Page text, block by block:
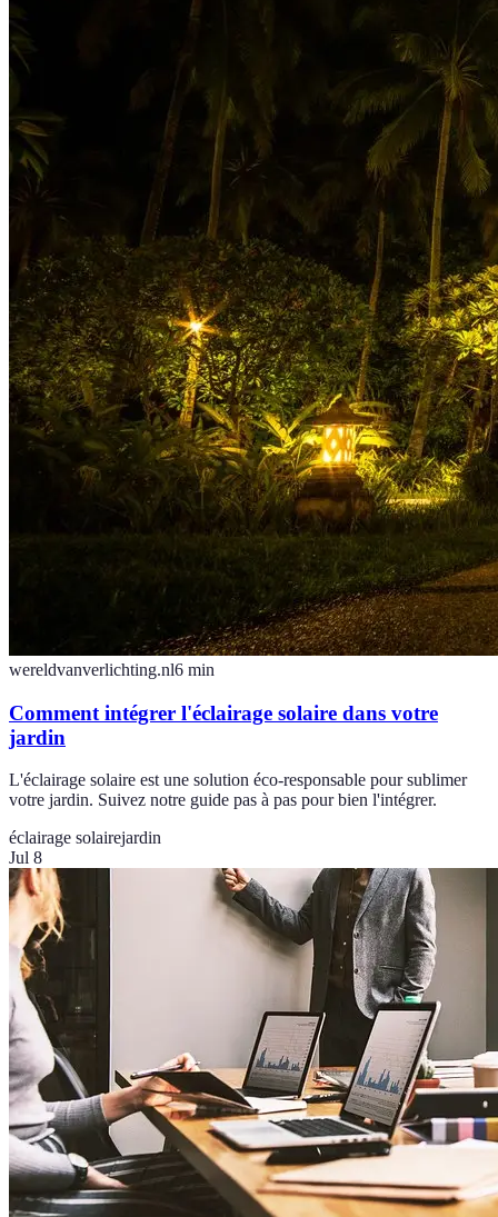
wereldvanverlichting.nl6 min
Comment intégrer l'éclairage solaire dans votre
jardin
L'éclairage solaire est une solution éco-responsable pour sublimer
votre jardin. Suivez notre guide pas à pas pour bien l'intégrer.
éclairage solairejardin
Jul 8